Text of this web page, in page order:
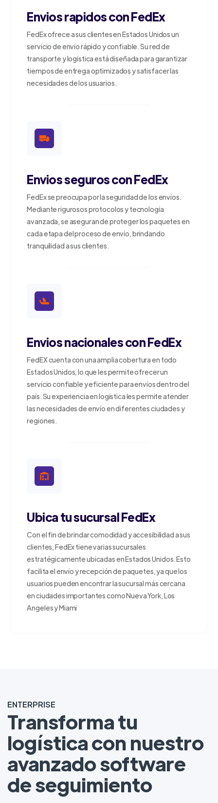
Envios rapidos con FedEx
FedEx ofrece a sus clientes en Estados Unidos un
servicio de envío rápido y confiable. Su red de
transporte y logística está diseñada para garantizar
tiempos de entrega optimizados y satisfacer las
necesidades de los usuarios.
Envios seguros con FedEx
FedEx se preocupa por la seguridad de los envíos.
Mediante rigurosos protocolos y tecnología
avanzada, se aseguran de proteger los paquetes en
cada etapa del proceso de envío, brindando
tranquilidad a sus clientes.
Envios nacionales con FedEx
FedEX cuenta con una amplia cobertura en todo
Estados Unidos, lo que les permite ofrecer un
servicio confiable y eficiente para envíos dentro del
país. Su experiencia en logística les permite atender
las necesidades de envío en diferentes ciudades y
regiones.
Ubica tu sucursal FedEx
Con el fin de brindar comodidad y accesibilidad a sus
clientes, FedEx tiene varias sucursales
estratégicamente ubicadas en Estados Unidos. Esto
facilita el envío y recepción de paquetes, ya que los
usuarios pueden encontrar la sucursal más cercana
en ciudades importantes como Nueva York, Los
Angeles y Miami
ENTERPRISE
Transforma tu
logística con nuestro
avanzado software
de seguimiento